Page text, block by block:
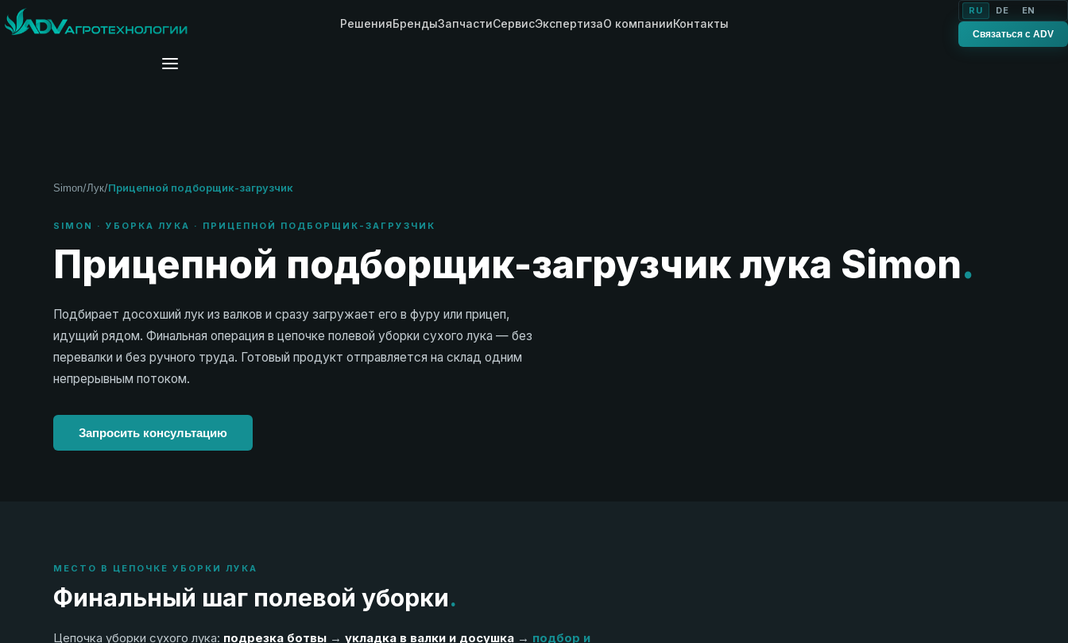
РешенияБрендыЗапчастиСервисЭкспертизаО компанииКонтакты
RU DE EN
Связаться с ADV
Simon/Лук/Прицепной подборщик-загрузчик
SIMON · УБОРКА ЛУКА · ПРИЦЕПНОЙ ПОДБОРЩИК-ЗАГРУЗЧИК
Прицепной подборщик-загрузчик лука Simon.
Подбирает досохший лук из валков и сразу загружает его в фуру или прицеп,
идущий рядом. Финальная операция в цепочке полевой уборки сухого лука — без
перевалки и без ручного труда. Готовый продукт отправляется на склад одним
непрерывным потоком.
Запросить консультацию
МЕСТО В ЦЕПОЧКЕ УБОРКИ ЛУКА
Финальный шаг полевой уборки.
Цепочка уборки сухого лука: подрезка ботвы →укладка в валки и досушка → подбор и